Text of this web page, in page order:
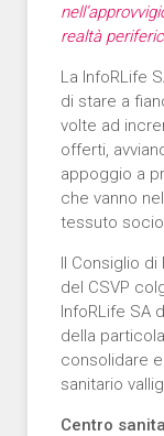
realtà
La InfoRLife
di stare a
volte ad
offerti,
appoggio a
che vanno
tessuto
Il Consiglio
del CSVP
InfoRLife SA
della
consolidare
sanitario
Centro